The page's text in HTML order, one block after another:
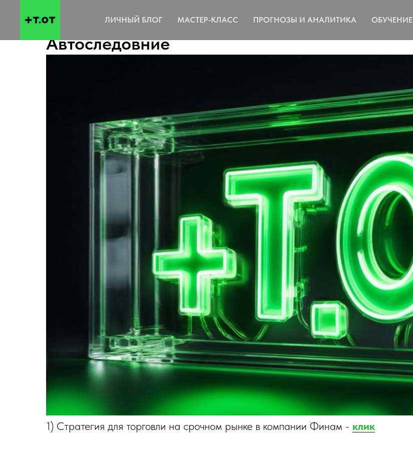
ЛИЧНЫЙ БЛОГ МАСТЕР-КЛАСС ПРОГНОЗЫ И АНАЛИТИКА ОБУЧЕНИЕ
Автоследовние
1) Стратегия для торговли на срочном рынке в компании Финам - клик